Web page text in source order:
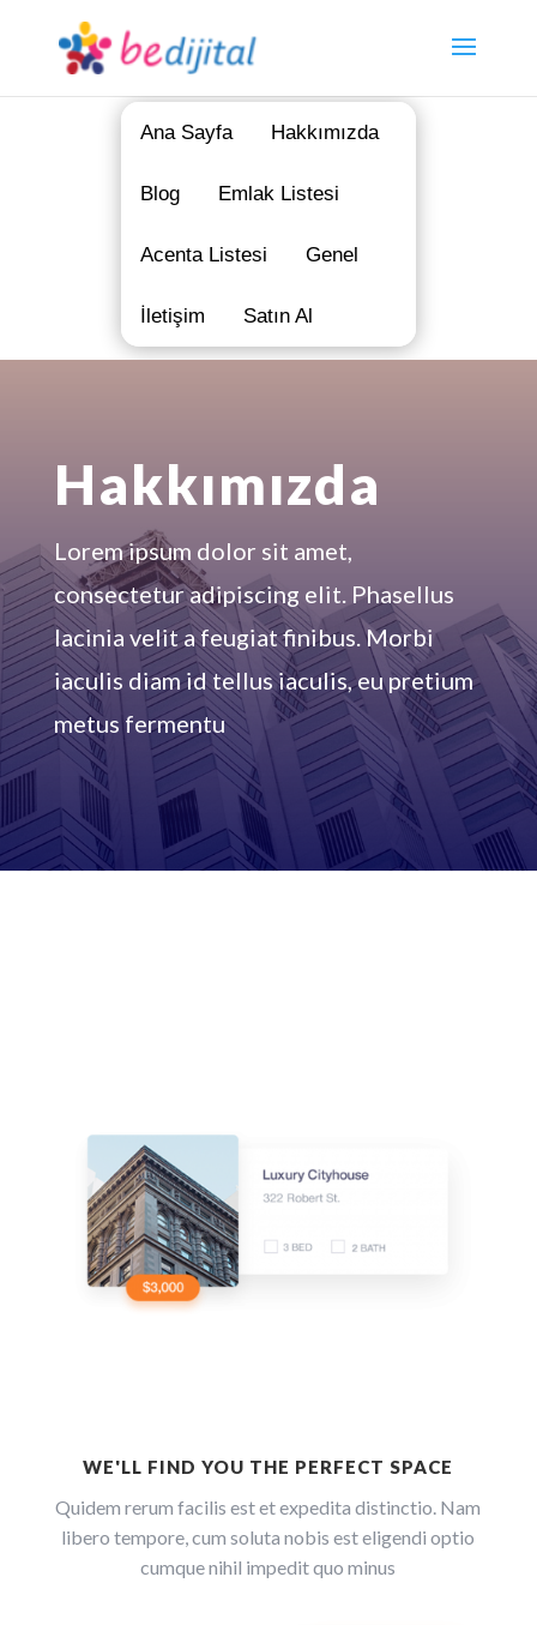
Ana Sayfa Hakkımızda
Blog Emlak Listesi
Acenta Listesi Genel
İletişim Satın Al
Hakkımızda
Lorem ipsum dolor sit amet,
consectetur adipiscing elit. Phasellus
lacinia velit a feugiat finibus. Morbi
iaculis diam id tellus iaculis, eu pretium
metus fermentu
WE'LL FIND YOU THE PERFECT SPACE
Quidem rerum facilis est et expedita distinctio. Nam
libero tempore, cum soluta nobis est eligendi optio
cumque nihil impedit quo minus